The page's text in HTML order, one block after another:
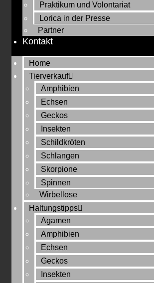
Praktikum und Volontariat
Lorica in der Presse
Partner
Kontakt
Home
Tierverkauf
Amphibien
Echsen
Geckos
Insekten
Schildkröten
Schlangen
Skorpione
Spinnen
Wirbellose
Haltungstipps
Agamen
Amphibien
Echsen
Geckos
Insekten